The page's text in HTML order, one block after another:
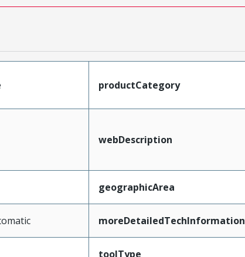
productCategory
webDescription
geographicArea
moreDetailedTechInformation
toolType